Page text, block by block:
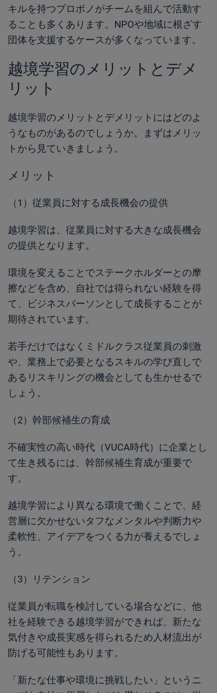
キルを持つプロボノがチームを組んで活動す
ることも多くあります。NPOや地域に根ざす
団体を支援するケースが多くなっています。
越境学習のメリットとデメ
リット
越境学習のメリットとデメリットにはどのよ
うなものがあるのでしょうか。まずはメリッ
トから見ていきましょう。
メリット
（1）従業員に対する成長機会の提供
越境学習は、従業員に対する大きな成長機会
の提供となります。
環境を変えることでステークホルダーとの摩
擦などを含め、自社では得られない経験を得
て、ビジネスパーソンとして成長することが
期待されています。
若手だけではなくミドルクラス従業員の刺激
や、業務上で必要となるスキルの学び直しで
あるリスキリングの機会としても生かせるで
しょう。
（2）幹部候補生の育成
不確実性の高い時代（VUCA時代）に企業とし
て生き残るには、幹部候補生育成が重要で
す。
越境学習により異なる環境で働くことで、経
営層に欠かせないタフなメンタルや判断力や
柔軟性、アイデアをつくる力が養えるでしょ
う。
（3）リテンション
従業員が転職を検討している場合などに、他
社を経験できる越境学習ができれば、新たな
気付きや成長実感を得られるため人材流出が
防げる可能性もあります。
「新たな仕事や環境に挑戦したい」というニ